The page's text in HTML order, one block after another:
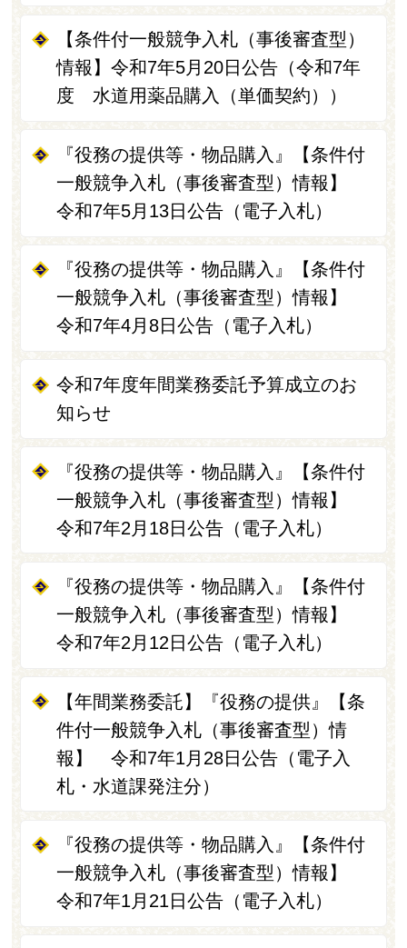
【条件付一般競争入札（事後審査型）
情報】令和7年5月20日公告（令和7年
度 水道用薬品購入（単価契約））
『役務の提供等・物品購入』【条件付
一般競争入札（事後審査型）情報】
令和7年5月13日公告（電子入札）
『役務の提供等・物品購入』【条件付
一般競争入札（事後審査型）情報】
令和7年4月8日公告（電子入札）
令和7年度年間業務委託予算成立のお
知らせ
『役務の提供等・物品購入』【条件付
一般競争入札（事後審査型）情報】
令和7年2月18日公告（電子入札）
『役務の提供等・物品購入』【条件付
一般競争入札（事後審査型）情報】
令和7年2月12日公告（電子入札）
【年間業務委託】『役務の提供』【条
件付一般競争入札（事後審査型）情
報】 令和7年1月28日公告（電子入
札・水道課発注分）
『役務の提供等・物品購入』【条件付
一般競争入札（事後審査型）情報】
令和7年1月21日公告（電子入札）